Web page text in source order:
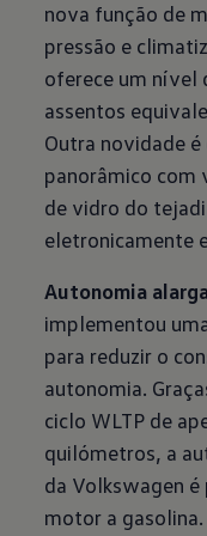
nova função de
pressão e
oferece um nível
assentos
Outra novidade
panorâmico com
de vidro do
eletronicamente
Autonomia
implementou
para reduzir o
autonomia.
ciclo WLTP de
quilómetros, a
da Volkswagen
motor a